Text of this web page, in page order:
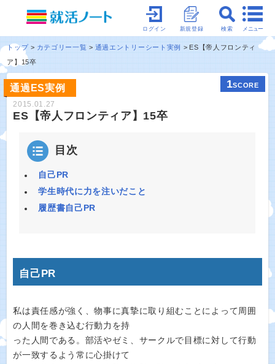
メニュー
検索
新規登録
ログイン
トップ カテゴリー一覧 通過エントリーシート実例
ES【帝人フロンティ
ア】15卒
通過ES実例 1SCORE
2015.01.27
ES【帝人フロンティア】15卒
目次
自己PR
学生時代に力を注いだこと
履歴書自己PR
自己PR
私は責任感が強く、物事に真摯に取り組むことによって周囲
の人間を巻き込む行動力を持
った人間である。部活やゼミ、サークルで目標に対して行動
が一致するよう常に心掛けて